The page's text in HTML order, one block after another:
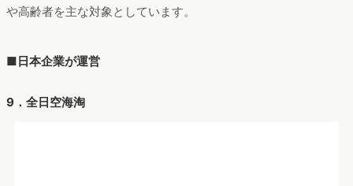
や高齢者を主な対象としています。
■日本企業が運営
9．全日空海淘